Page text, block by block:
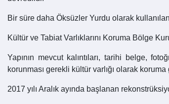
Bir süre daha Öksüzler Yurdu olarak
Kültür ve Tabiat Varlıklarını Koruma Bölge
Yapının mevcut kalıntıları, tarihi belge,
korunması gerekli kültür varlığı olarak
2017 yılı Aralık ayında başlanan